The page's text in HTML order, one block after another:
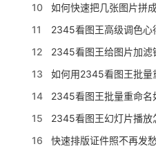
10
11
12
2345看图王给图片加滤
13
14
15
16